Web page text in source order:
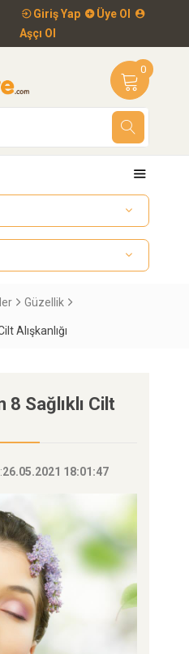
Giriş Yap
Üye Ol
Aşçı Ol
0
Güzellik
Alışkanlığı
8 Sağlıklı Cilt
26.05.2021 18:01:47